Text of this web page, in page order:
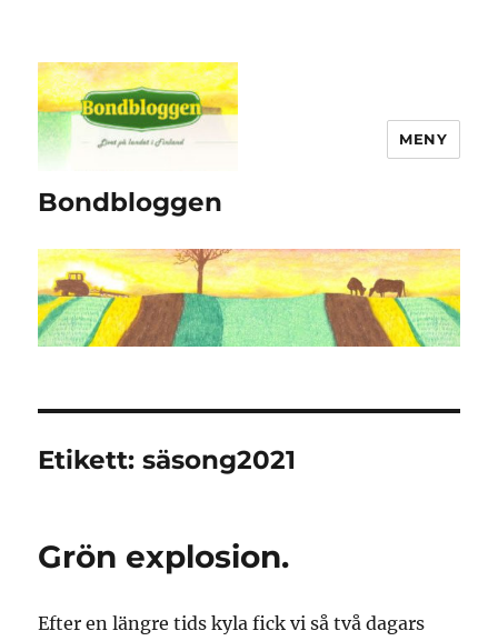
Bondbloggen
MENY
Etikett:säsong2021
Grön explosion.
Efter en längre tids kyla fick vi så två dagars